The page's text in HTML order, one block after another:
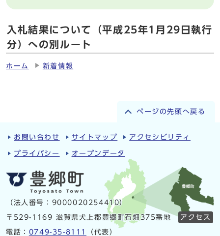
入札結果について（平成25年1月29日執行
分）への別ルート
ホーム 新着情報
ページの先頭へ戻る
お問い合わせ サイトマップ アクセシビリティ
プライバシー オープンデータ
（法人番号：9000020254410）
〒529-1169 滋賀県犬上郡豊郷町石畑375番地 アクセス
電話： 0749-35-8111 （代表）